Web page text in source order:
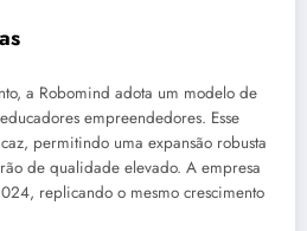
a Robomind adota um modelo de
empreendedores. Esse
permitindo uma expansão robusta
de qualidade elevado. A empresa
replicando o mesmo crescimento